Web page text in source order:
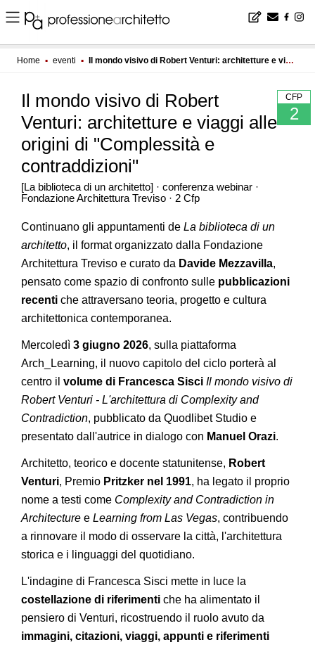
Home ▪ eventi ▪ Il mondo visivo di Robert Venturi: architetture e viaggi alle origini di "Complessità e contraddizioni"
CFP
2
Il mondo visivo di Robert
Venturi: architetture e viaggi alle
origini di "Complessità e
contraddizioni"
[La biblioteca di un architetto] · conferenza webinar ·
Fondazione Architettura Treviso · 2 Cfp
Continuano gli appuntamenti de La biblioteca di un
architetto, il format organizzato dalla Fondazione
Architettura Treviso e curato da Davide Mezzavilla,
pensato come spazio di confronto sulle pubblicazioni
recenti che attraversano teoria, progetto e cultura
architettonica contemporanea.
Mercoledì 3 giugno 2026, sulla piattaforma
Arch_Learning, il nuovo capitolo del ciclo porterà al
centro il volume di Francesca Sisci Il mondo visivo di
Robert Venturi - L'architettura di Complexity and
Contradiction, pubblicato da Quodlibet Studio e
presentato dall'autrice in dialogo con Manuel Orazi.
Architetto, teorico e docente statunitense, Robert
Venturi, Premio Pritzker nel 1991, ha legato il proprio
nome a testi come Complexity and Contradiction in
Architecture e Learning from Las Vegas, contribuendo
a rinnovare il modo di osservare la città, l'architettura
storica e i linguaggi del quotidiano.
L'indagine di Francesca Sisci mette in luce la
costellazione di riferimenti che ha alimentato il
pensiero di Venturi, ricostruendo il ruolo avuto da
immagini, citazioni, viaggi, appunti e riferimenti